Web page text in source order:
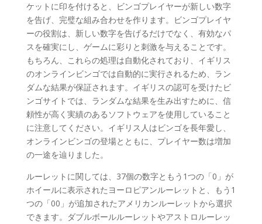
ケットに印を付けると、ビンゴプレイヤーが新しい数字
を告げ、完璧な組み合わせを作ります。ビンゴプレイヤ
ーの役割は、新しい数字を告げるだけでなく、有効なパ
スを確実にし、ゲームに彩りと刺激を与えることです。
もちろん、これらの処理は自動化されており、イギリス
のオンラインビンゴでは自動的に実行されるため、ラン
ダムな結果が保証されます。イギリスの認可を受けたビ
ンゴサイトでは、ランダムな結果を生み出すために、信
頼性が高く実績のあるソフトウェアを使用していること
に注意してください。イギリス人はビンゴを長年愛し、
オンラインビンゴの登場とともに、プレイヤー数は増加
の一途を辿りました。
ルーレットに関しては、37個の数字ともう1つの「0」が
ホイールに表示されたヨーロピアンルーレットと、もう1
つの「00」が追加されたアメリカンルーレットから選択
できます。ダブルボールルーレットやアストロルーレッ